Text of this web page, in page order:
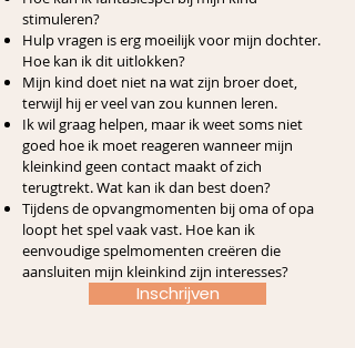
stimuleren?
Hulp vragen is erg moeilijk voor mijn dochter.
Hoe kan ik dit uitlokken?
Mijn kind doet niet na wat zijn broer doet,
terwijl hij er veel van zou kunnen leren.
Ik wil graag helpen, maar ik weet soms niet
goed hoe ik moet reageren wanneer mijn
kleinkind geen contact maakt of zich
terugtrekt. Wat kan ik dan best doen?
Tijdens de opvangmomenten bij oma of opa
loopt het spel vaak vast. Hoe kan ik
eenvoudige spelmomenten creëren die
aansluiten mijn kleinkind zijn interesses?
Inschrijven